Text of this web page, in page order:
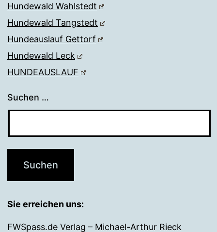
Hundewald Wahlstedt
Hundewald Tangstedt
Hundeauslauf Gettorf
Hundewald Leck
HUNDEAUSLAUF
Suchen …
Sie erreichen uns:
FWSpass.de Verlag – Michael-Arthur Rieck